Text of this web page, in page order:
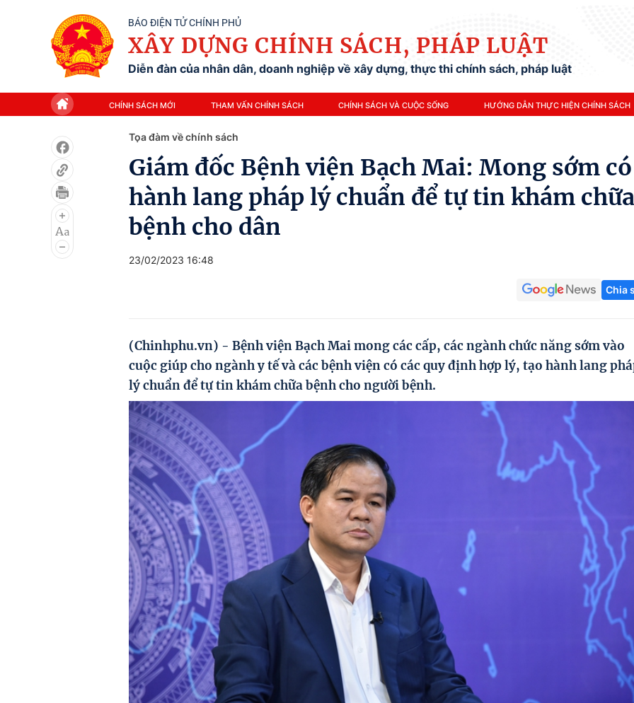
BÁO ĐIỆN TỬ CHÍNH PHỦ
XÂY DỰNG CHÍNH SÁCH, PHÁP LUẬT
Diễn đàn của nhân dân, doanh nghiệp về xây dựng, thực thi chính sách, pháp luật
CHÍNH SÁCH MỚI THAM VẤN CHÍNH SÁCH CHÍNH SÁCH VÀ CUỘC SỐNG HƯỚNG DẪN THỰC HIỆN CHÍNH SÁCH
Tọa đàm về chính sách
Giám đốc Bệnh viện Bạch Mai: Mong sớm có
hành lang pháp lý chuẩn để tự tin khám chữa
bệnh cho dân
23/02/2023 16:48
Chia
(Chinhphu.vn) - Bệnh viện Bạch Mai mong các cấp, các ngành chức năng sớm vào
cuộc giúp cho ngành y tế và các bệnh viện có các quy định hợp lý, tạo hành lang
lý chuẩn để tự tin khám chữa bệnh cho người bệnh.